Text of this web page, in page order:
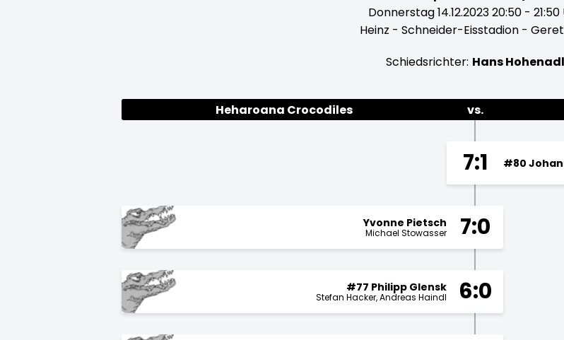
Donnerstag 14.12.2023 20:50 - 21:50
Heinz - Schneider-Eisstadion -
Schiedsrichter: Hans Hohenadl
Heharoana Crocodiles vs.
7:1 #80
7:0
Yvonne Pietsch
Michael Stowasser
6:0
#77 Philipp Glensk
Stefan Hacker Andreas Haindl